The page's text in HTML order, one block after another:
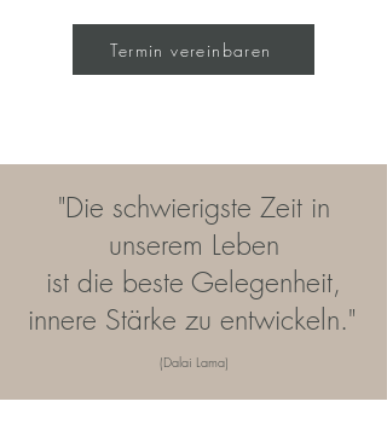
Termin vereinbaren
"Die schwierigste Zeit in
unserem Leben
ist die beste Gelegenheit,
innere Stärke zu entwickeln."
(Dalai Lama)